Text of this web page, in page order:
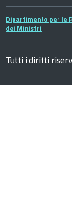
Dipartimento per le
dei Ministri
Tutti i diritti